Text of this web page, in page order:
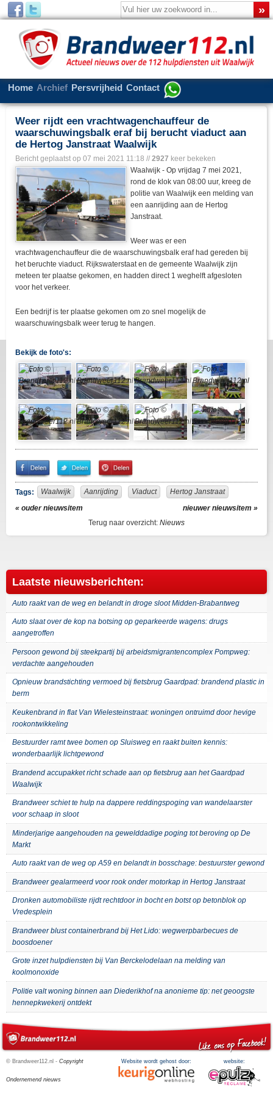
Home Archief Persvrijheid Contact
Weer rijdt een vrachtwagenchauffeur de
waarschuwingsbalk eraf bij berucht viaduct aan
de Hertog Janstraat Waalwijk
Bericht geplaatst op 07 mei 2021 11:18 // 2927 keer bekeken
Waalwijk - Op vrijdag 7 mei 2021,
rond de klok van 08:00 uur, kreeg de
politie van Waalwijk een melding van
een aanrijding aan de Hertog
Janstraat.
Weer was er een
vrachtwagenchauffeur die de waarschuwingsbalk eraf had gereden bij
het beruchte viaduct. Rijkswaterstaat en de gemeente Waalwijk zijn
meteen ter plaatse gekomen, en hadden direct 1 weghelft afgesloten
voor het verkeer.
Een bedrijf is ter plaatse gekomen om zo snel mogelijk de
waarschuwingsbalk weer terug te hangen.
Bekijk de foto's:
Share
on
Facebook
Share
on
Twitter
Pin
It!
Tags: Waalwijk Aanrijding Viaduct
Hertog Janstraat
« ouder nieuwsitem
nieuwer nieuwsitem »
Terug naar overzicht: Nieuws
Laatste nieuwsberichten:
Auto raakt van de weg en belandt in droge sloot Midden-Brabantweg
Auto slaat over de kop na botsing op geparkeerde wagens: drugs
aangetroffen
Persoon gewond bij steekpartij bij arbeidsmigrantencomplex Pompweg:
verdachte aangehouden
Opnieuw brandstichting vermoed bij fietsbrug Gaardpad: brandend plastic in
berm
Keukenbrand in flat Van Wielesteinstraat: woningen ontruimd door hevige
rookontwikkeling
Bestuurder ramt twee bomen op Sluisweg en raakt buiten kennis:
wonderbaarlijk lichtgewond
Brandend accupakket richt schade aan op fietsbrug aan het Gaardpad
Waalwijk
Brandweer schiet te hulp na dappere reddingspoging van wandelaarster
voor schaap in sloot
Minderjarige aangehouden na gewelddadige poging tot beroving op De
Markt
Auto raakt van de weg op A59 en belandt in bosschage: bestuurster gewond
Brandweer gealarmeerd voor rook onder motorkap in Hertog Janstraat
Dronken automobiliste rijdt rechtdoor in bocht en botst op betonblok op
Vredesplein
Brandweer blust containerbrand bij Het Lido: wegwerpbarbecues de
boosdoener
Grote inzet hulpdiensten bij Van Berckelodelaan na melding van
koolmonoxide
Politie valt woning binnen aan Diederikhof na anonieme tip: net geoogste
hennepkwekerij ontdekt
© Brandweer112.nl - Copyright
Ondernemend nieuws
Website wordt gehost door: website: